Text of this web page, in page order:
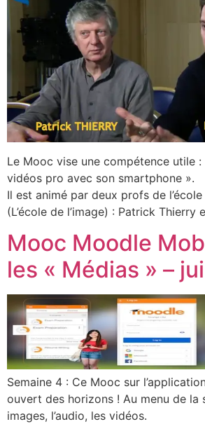
Le Mooc vise une compétence utile :
vidéos pro avec son smartphone ».
Il est animé par deux profs de
(L’école de l’image) : Patrick Thierry
Mooc Moodle
les « Médias » –
Semaine 4 : Ce Mooc sur
ouvert des horizons ! Au menu de la
images, l’audio, les vidéos.